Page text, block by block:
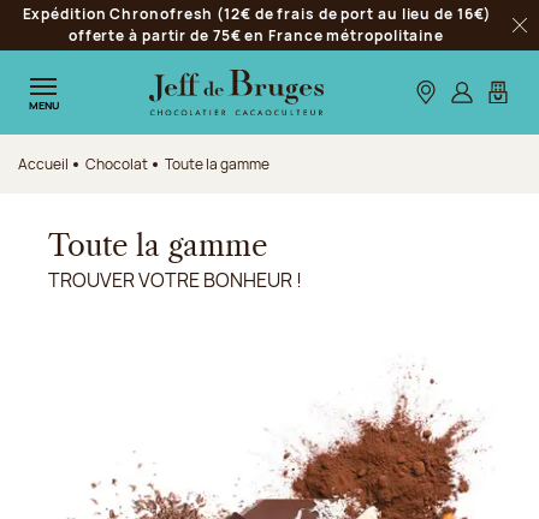
Aller à la navigation
Aller au contenu principal
Aller au pied de page
Expédition Chronofresh (12€ de frais de port au lieu de 16€)
offerte à partir de 75€ en France métropolitaine
MENU Nos boutiques
S’identifier
Mon
Accueil Chocolat Toute la gamme
Toute la gamme
TROUVER VOTRE BONHEUR !